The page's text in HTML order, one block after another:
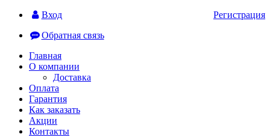
Регистрация
Вход
Обратная связь
Главная
О компании
Доставка
Оплата
Гарантия
Как заказать
Акции
Контакты